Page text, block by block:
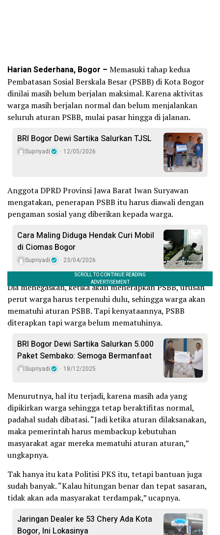
Harian Sederhana, Bogor – Memasuki tahap kedua
Pembatasan Sosial Berskala Besar (PSBB) di Kota Bogor
dinilai masih belum berjalan maksimal. Karena aktivitas
warga masih berjalan normal dan belum menjalankan
seluruh aturan PSBB, mulai pasar hingga di jalanan.
BRI Bogor Dewi Sartika Salurkan TJSL
Supriyadi 12/05/2026
Anggota DPRD Provinsi Jawa Barat Iwan Suryawan
mengatakan, penerapan PSBB itu harus diawali dengan
pengaman sosial yang diberikan kepada warga.
Cara Maling Diduga Hendak Curi Mobil
di Ciomas Bogor
Supriyadi 23/04/2026
Dia menegaskan, ketika akan menerapkan PSBB, urusan
perut warga harus terpenuhi dulu, sehingga warga akan
mematuhi aturan PSBB. Tapi kenyataannya, PSBB
diterapkan tapi warga belum mematuhinya.
BRI Bogor Dewi Sartika Salurkan 5.000
Paket Sembako: Semoga Bermanfaat
Supriyadi 18/12/2025
Menurutnya, hal itu terjadi, karena masih ada yang
dipikirkan warga sehingga tetap beraktifitas normal,
padahal sudah dibatasi. “Jadi ketika aturan dilaksanakan,
maka pemerintah harus membackup kebutuhan
masyarakat agar mereka mematuhi aturan aturan,”
ungkapnya.
Tak hanya itu kata Politisi PKS itu, tetapi bantuan juga
sudah banyak. “Kalau hitungan benar dan tepat sasaran,
tidak akan ada masyarakat terdampak,” ucapnya.
Jaringan Dealer ke 53 Chery Ada Kota
Bogor, Ini Lokasinya